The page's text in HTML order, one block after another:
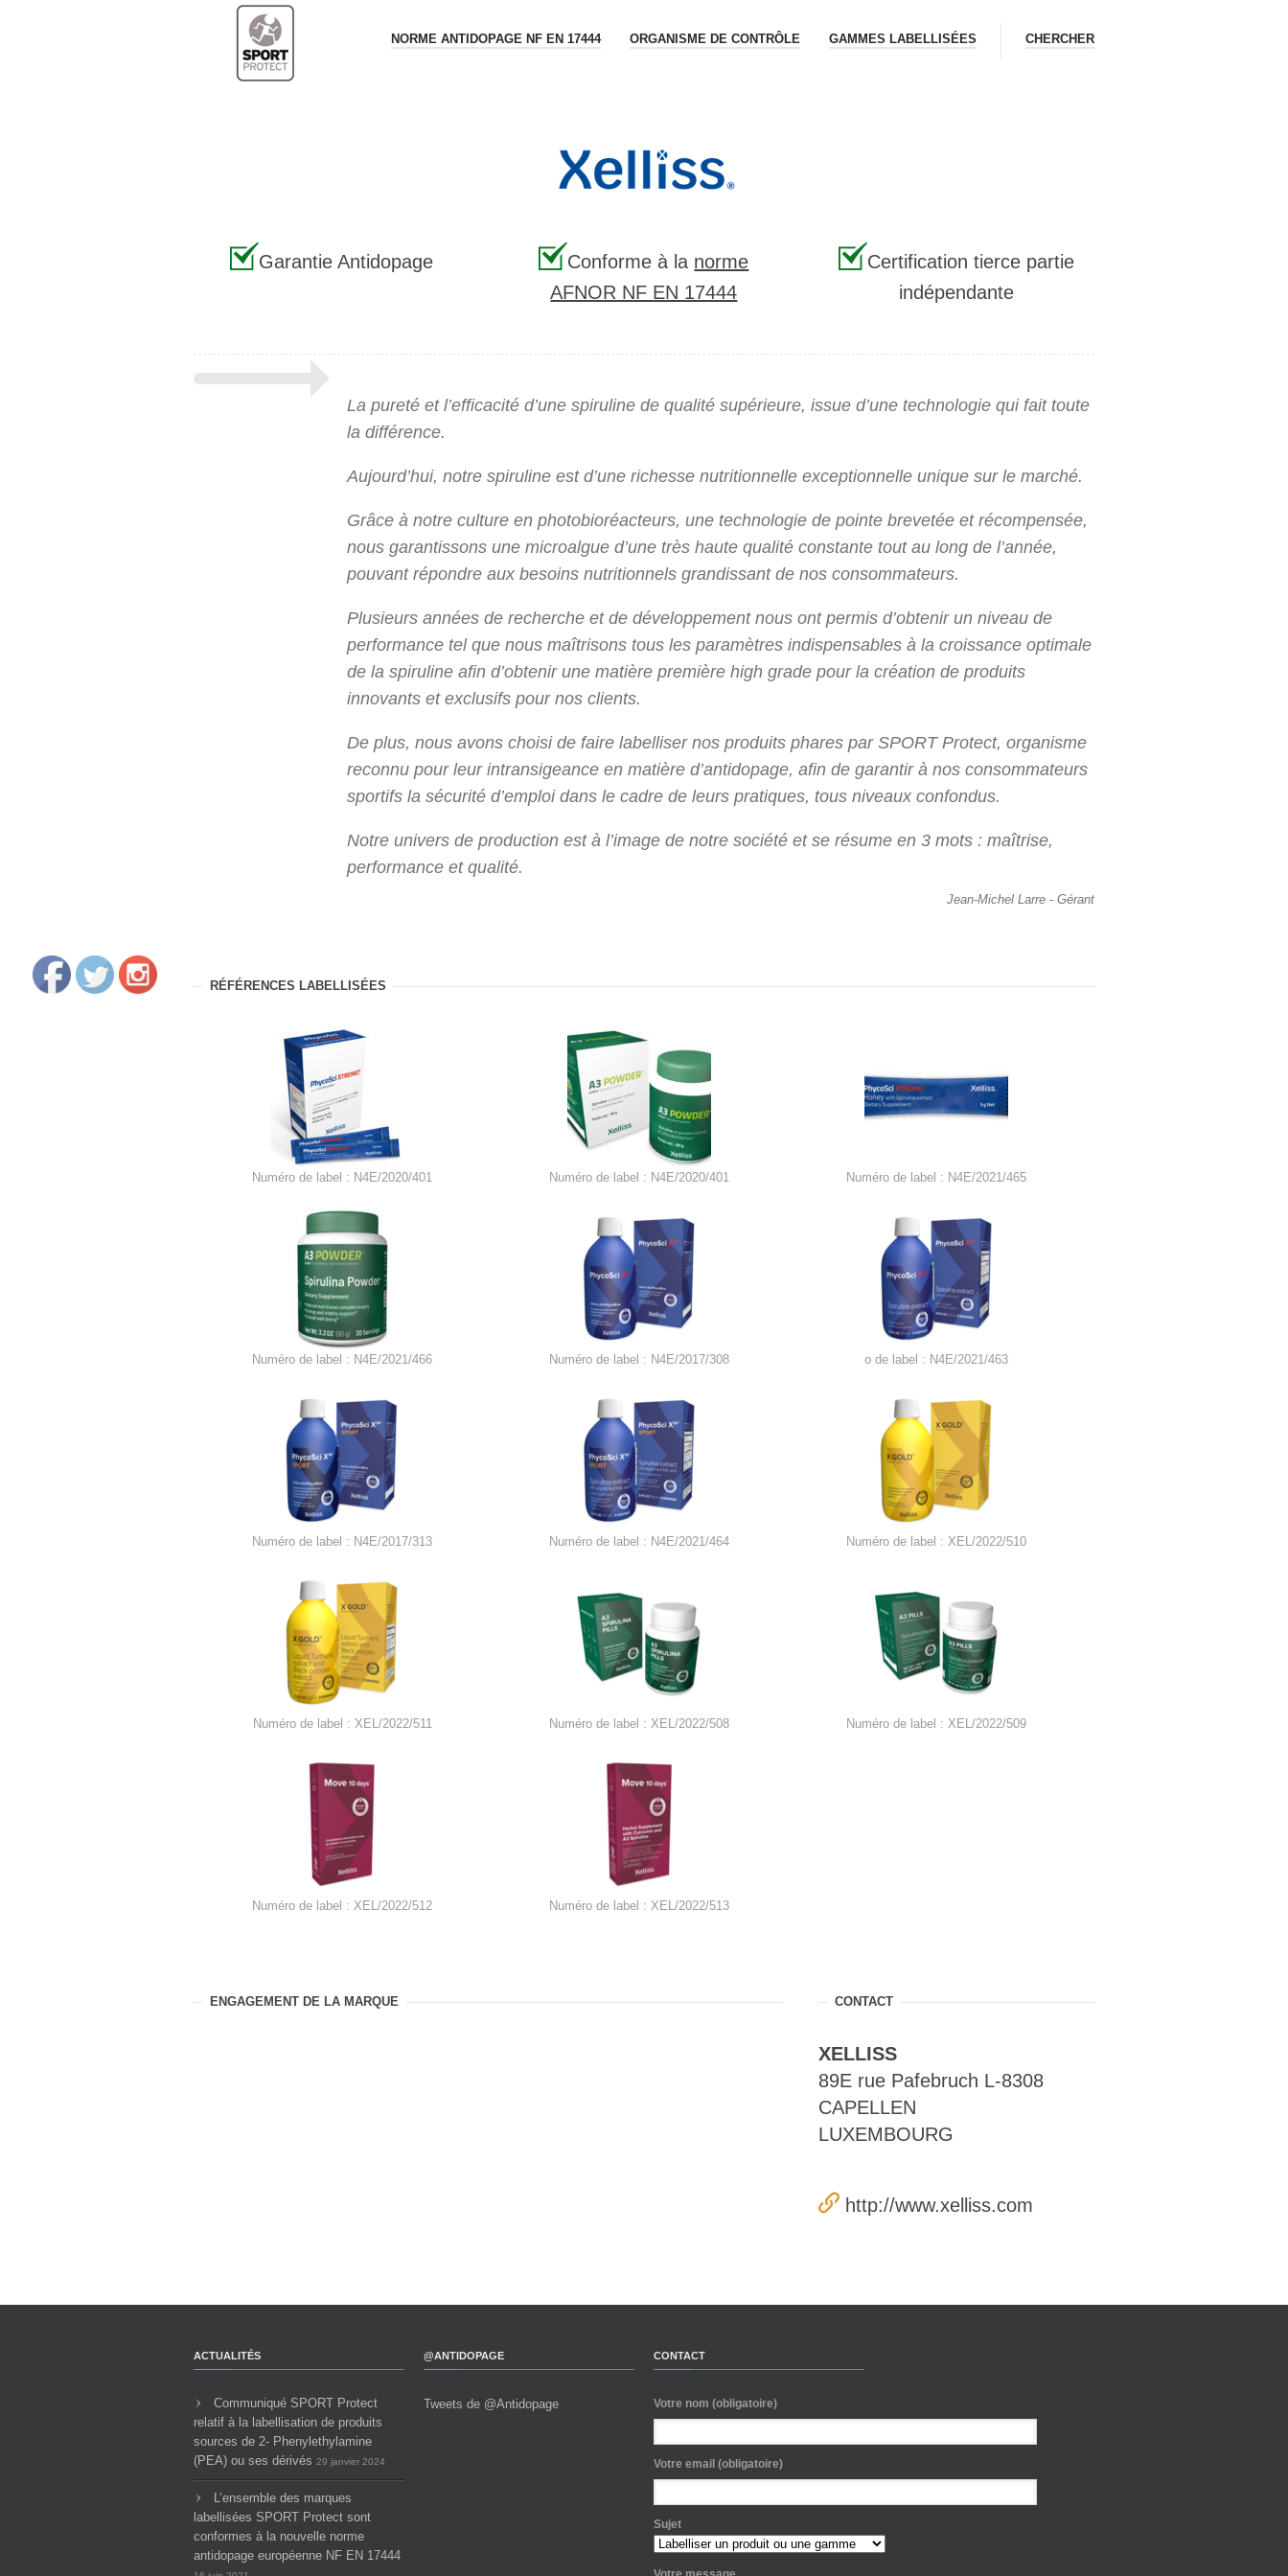
NORME ANTIDOPAGE NF EN 17444 ORGANISME DE CONTRÔLE GAMMES LABELLISÉES CHERCHER
Garantie Antidopage Conforme à la norme
AFNOR NF EN 17444
Certification tierce partie
indépendante
La pureté et l’efficacité d’une spiruline de qualité supérieure, issue d’une technologie qui fait toute
la différence.
Aujourd’hui, notre spiruline est d’une richesse nutritionnelle exceptionnelle unique sur le marché.
Grâce à notre culture en photobioréacteurs, une technologie de pointe brevetée et récompensée,
nous garantissons une microalgue d’une très haute qualité constante tout au long de l’année,
pouvant répondre aux besoins nutritionnels grandissant de nos consommateurs.
Plusieurs années de recherche et de développement nous ont permis d’obtenir un niveau de
performance tel que nous maîtrisons tous les paramètres indispensables à la croissance optimale
de la spiruline afin d’obtenir une matière première high grade pour la création de produits
innovants et exclusifs pour nos clients.
De plus, nous avons choisi de faire labelliser nos produits phares par SPORT Protect, organisme
reconnu pour leur intransigeance en matière d’antidopage, afin de garantir à nos consommateurs
sportifs la sécurité d’emploi dans le cadre de leurs pratiques, tous niveaux confondus.
Notre univers de production est à l’image de notre société et se résume en 3 mots : maîtrise,
performance et qualité.
Jean-Michel Larre - Gérant
RÉFÉRENCES LABELLISÉES
Numéro de label : N4E/2020/401 Numéro de label : N4E/2020/401 Numéro de label : N4E/2021/465
Numéro de label : N4E/2021/466 Numéro de label : N4E/2017/308 o de label : N4E/2021/463
Numéro de label : N4E/2017/313 Numéro de label : N4E/2021/464 Numéro de label : XEL/2022/510
Numéro de label : XEL/2022/511 Numéro de label : XEL/2022/508 Numéro de label : XEL/2022/509
Numéro de label : XEL/2022/512 Numéro de label : XEL/2022/513
ENGAGEMENT DE LA MARQUE CONTACT
XELLISS
89E rue Pafebruch L-8308
CAPELLEN
LUXEMBOURG
http://www.xelliss.com
ACTUALITÉS
Communiqué SPORT Protect
relatif à la labellisation de produits
sources de 2- Phenylethylamine
(PEA) ou ses dérivés 29 janvier 2024
L’ensemble des marques
labellisées SPORT Protect sont
conformes à la nouvelle norme
antidopage européenne NF EN 17444
@ANTIDOPAGE
Tweets de @Antidopage
CONTACT
Votre nom (obligatoire)
Votre email (obligatoire)
Sujet